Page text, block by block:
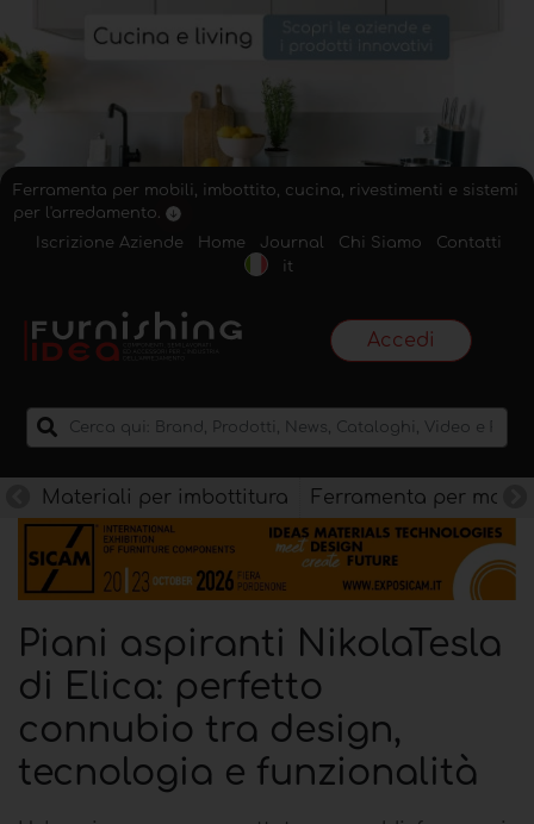
Ferramenta per mobili, imbottito, cucina, rivestimenti e sistemi
per l'arredamento.
Iscrizione Aziende
Home Journal Chi Siamo
Contatti
it
Accedi
Materiali per imbottitura Ferramenta per mobili
Piani aspiranti NikolaTesla
di Elica: perfetto
connubio tra design,
tecnologia e funzionalità